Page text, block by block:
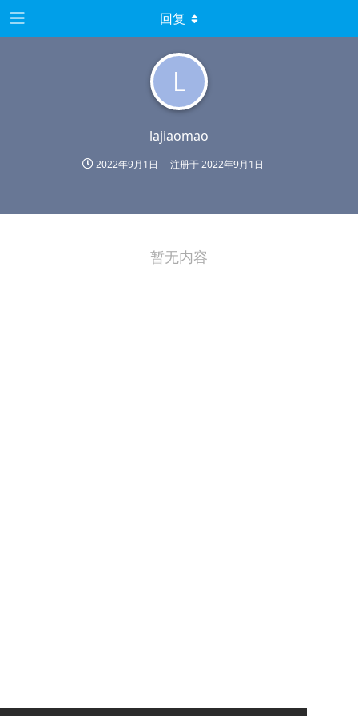
L
lajiaomao
2022年9月1日 注册于2022年9月1日
回复
暂无内容